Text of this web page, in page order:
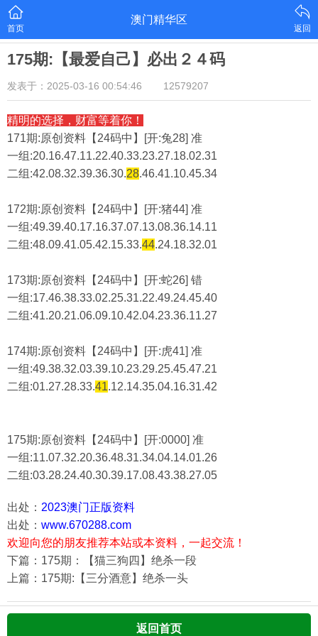
首页
澳门精华区
返回
175期:【最爱自己】必出２４码
发表于：2025-03-16 00:54:46 12579207
精明的选择，财富等着你！
171期:原创资料【24码中】[开:兔28] 准
一组:20.16.47.11.22.40.33.23.27.18.02.31
二组:42.08.32.39.36.30.28.46.41.10.45.34
172期:原创资料【24码中】[开:猪44] 准
一组:49.39.40.17.16.37.07.13.08.36.14.11
二组:48.09.41.05.42.15.33.44.24.18.32.01
173期:原创资料【24码中】[开:蛇26] 错
一组:17.46.38.33.02.25.31.22.49.24.45.40
二组:41.20.21.06.09.10.42.04.23.36.11.27
174期:原创资料【24码中】[开:虎41] 准
一组:49.38.32.03.39.10.23.29.25.45.47.21
二组:01.27.28.33.41.12.14.35.04.16.31.42
175期:原创资料【24码中】[开:0000] 准
一组:11.07.32.20.36.48.31.34.04.14.01.26
二组:03.28.24.40.30.39.17.08.43.38.27.05
出处： 2023澳门正版资料
出处： www.670288.com
欢迎向您的朋友推荐本站或本资料，一起交流！
下篇：175期：【猫三狗四】绝杀一段
上篇：175期:【三分酒意】绝杀一头
返回首页